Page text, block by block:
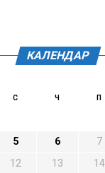
КАЛЕНДАР
С Ч П
5 6 7
12 13 14